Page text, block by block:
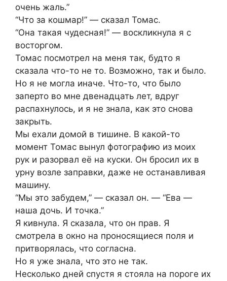
очень жаль.”
“Что за кошмар!” — сказал Томас.
“Она такая чудесная!” — воскликнула я с
восторгом.
Томас посмотрел на меня так, будто я
сказала что-то не то. Возможно, так и было.
Но я не могла иначе. Что-то, что было
заперто во мне двенадцать лет, вдруг
распахнулось, и я не знала, как это снова
закрыть.
Мы ехали домой в тишине. В какой-то
момент Томас вынул фотографию из моих
рук и разорвал её на куски. Он бросил их в
урну возле заправки, даже не останавливая
машину.
“Мы это забудем,” — сказал он. — “Ева —
наша дочь. И точка.”
Я кивнула. Я сказала, что он прав. Я
смотрела в окно на проносящиеся поля и
притворялась, что согласна.
Но я уже знала, что это не так.
Несколько дней спустя я стояла на пороге их